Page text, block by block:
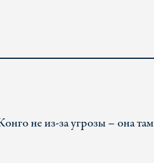
не из-за угрозы – она там